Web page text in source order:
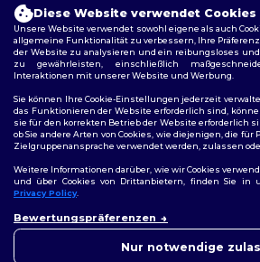
Allgemeine Geschäftsbedingungen
Datenschutzbestimmungen|Cookie-Richtlinie
Folge uns
Diese Website verwendet Cookies
Unsere Website verwendet sowohl eigene als auch
allgemeine Funktionalität zu verbessern, Ihre
der Website zu analysieren und ein reibungsloses
zu gewährleisten, einschließlich
Interaktionen mit unserer Website und Werbung.
Sie können Ihre Cookie-Einstellungen jederzeit
das Funktionieren der Website erforderlich sind,
sie für den korrekten Betrieb der Website erforderlich
ob Sie andere Arten von Cookies, wie diejenigen, die
Zielgruppenansprache verwendet werden, zulassen
Weitere Informationen darüber, wie wir Cookies
und über Cookies von Drittanbietern, finden Sie in
Privacy Policy.
Bewertungspräferenzen
Nur notwendige
uns jederzeit
Du hast
Rabatt
Um deinen Rabatt zu
Für wen kaufst du
Unternehmen